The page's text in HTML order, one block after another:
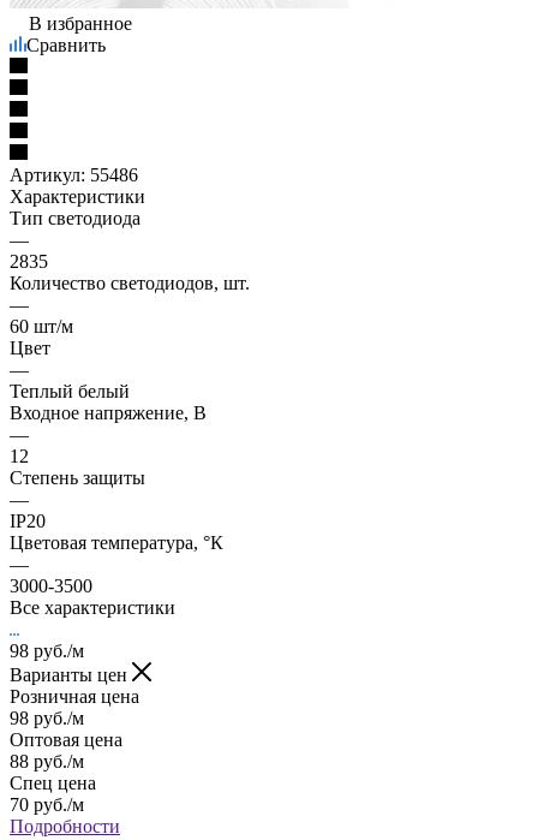
В избранное
Сравнить
Артикул: 55486
Характеристики
Тип светодиода
—
2835
Количество светодиодов, шт.
—
60 шт/м
Цвет
—
Теплый белый
Входное напряжение, В
—
12
Степень защиты
—
IP20
Цветовая температура, °К
—
3000-3500
Все характеристики
98 руб./м
Варианты цен
Розничная цена
98 руб./м
Оптовая цена
88 руб./м
Спец цена
70 руб./м
Подробности